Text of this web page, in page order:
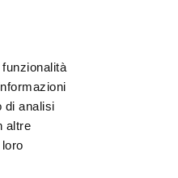
di analisi
altre
GOVERNANCE